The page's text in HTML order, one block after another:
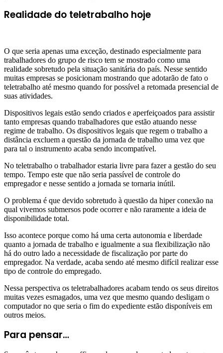
Realidade do teletrabalho hoje
O que seria apenas uma exceção, destinado especialmente para
trabalhadores do grupo de risco tem se mostrado como uma
realidade sobretudo pela situação sanitária do país. Nesse sentido
muitas empresas se posicionam mostrando que adotarão de fato o
teletrabalho até mesmo quando for possível a retomada presencial de
suas atividades.
Dispositivos legais estão sendo criados e aperfeiçoados para assistir
tanto empresas quando trabalhadores que estão atuando nesse
regime de trabalho. Os dispositivos legais que regem o trabalho a
distância excluem a questão da jornada de trabalho uma vez que
para tal o instrumento acaba sendo incompatível.
No teletrabalho o trabalhador estaria livre para fazer a gestão do seu
tempo. Tempo este que não seria passível de controle do
empregador e nesse sentido a jornada se tornaria inútil.
O problema é que devido sobretudo à questão da hiper conexão na
qual vivemos submersos pode ocorrer e não raramente a ideia de
disponibilidade total.
Isso acontece porque como há uma certa autonomia e liberdade
quanto a jornada de trabalho e igualmente a sua flexibilização não
há do outro lado a necessidade de fiscalização por parte do
empregador. Na verdade, acaba sendo até mesmo difícil realizar esse
tipo de controle do empregado.
Nessa perspectiva os teletrabalhadores acabam tendo os seus direitos
muitas vezes esmagados, uma vez que mesmo quando desligam o
computador no que seria o fim do expediente estão disponíveis em
outros meios.
Para pensar…